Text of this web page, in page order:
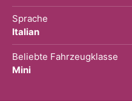
Sprache
Italian
Beliebte Fahrzeugklasse
Mini